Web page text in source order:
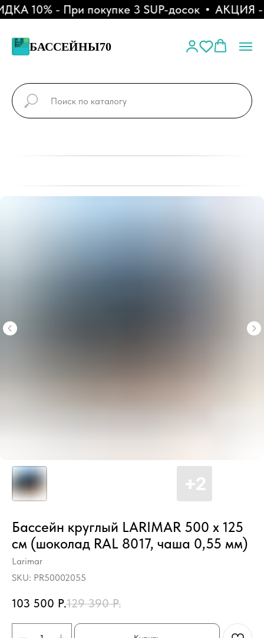
10% - При покупке 3 SUP-досок АКЦИЯ -
БАССЕЙНЫ70
Бассейн круглый LARIMAR 500 х 125
см (шоколад RAL 8017, чаша 0,55 мм)
Larimar
SKU: PR50002055
103 500 Р.129 390 Р.